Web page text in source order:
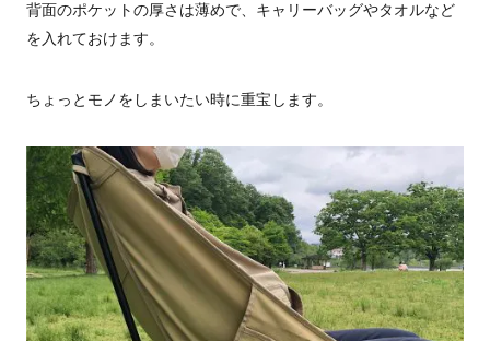
背面のポケットの厚さは薄めで、キャリーバッグやタオルなど
を入れておけます。
ちょっとモノをしまいたい時に重宝します。